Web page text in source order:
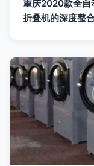
重庆2020款全自
折叠机的深度整